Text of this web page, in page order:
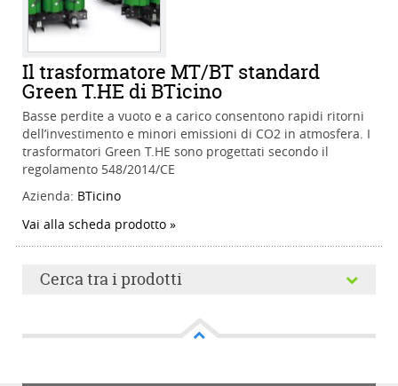
Il trasformatore MT/BT standard
Green T.HE di BTicino
Basse perdite a vuoto e a carico consentono rapidi ritorni
dell’investimento e minori emissioni di CO2 in atmosfera. I
trasformatori Green T.HE sono progettati secondo il
regolamento 548/2014/CE
Azienda: BTicino
Vai alla scheda prodotto
Cerca tra i prodotti
Cerca tra i prodotti